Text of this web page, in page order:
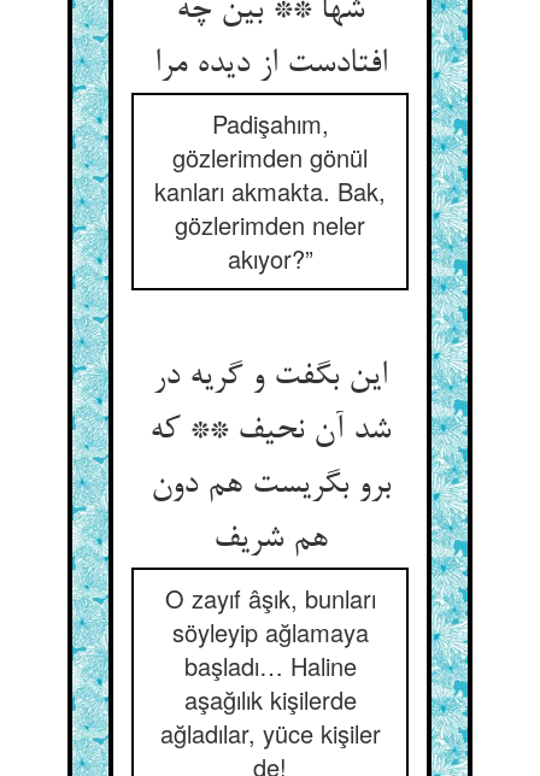
شها ** بین چه
افتادست از دیده مرا
Padişahım,
gözlerimden gönül
kanları akmakta. Bak,
gözlerimden neler
akıyor?”
این بگفت و گریه در
شد آن نحیف ** که
برو بگریست هم دون
هم شریف
O zayıf âşık, bunları
söyleyip ağlamaya
başladı… Haline
aşağılık kişilerde
ağladılar, yüce kişiler
de!